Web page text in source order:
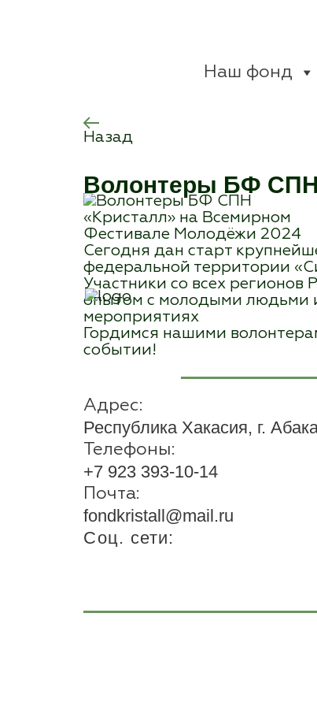
Наш фонд
Назад
Волонтеры БФ СПН
Сегодня дан старт
федеральной территории
Участники со всех регионов
опытом с молодыми людьми
мероприятиях
Гордимся нашими
событии!
Адрес:
Республика Хакасия, г.
Телефоны:
+7 923 393-10-14
Почта:
fondkristall@mail.ru
Соц. сети: